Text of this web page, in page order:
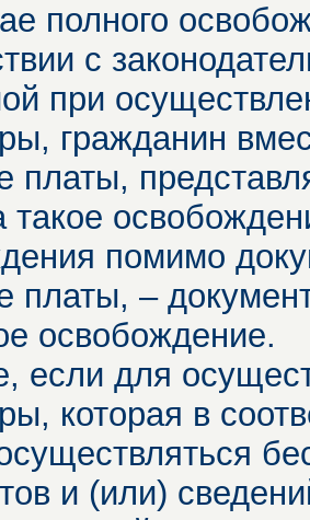
полного
с
при
гражданин
платы,
такое
помимо
платы, –
освобождение.
если для
которая в
и (или)